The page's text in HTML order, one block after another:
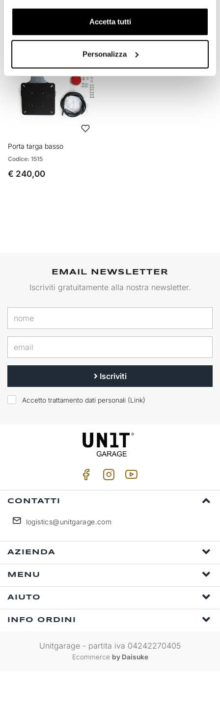
Accetta tutti
Personalizza
Porta targa basso
Codice: 1515
€ 240,00
EMAIL NEWSLETTER
Iscriviti gratuitamente alla nostra newsletter.
Iscriviti
Accetto trattamento dati personali (Link)
CONTATTI
logistics@unitgarage.com
AZIENDA
MENU
AIUTO
INFO ORDINI
Unitgarage - partita iva 04242270405
Ecommerce by Daisuke